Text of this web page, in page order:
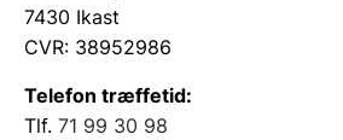
7430 Ikast
CVR: 38952986
Telefon træffetid:
Tlf. 71 99 30 98